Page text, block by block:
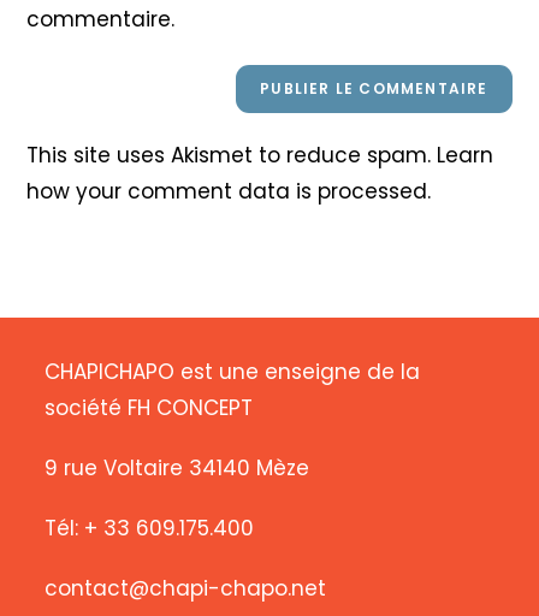
commentaire.
This site uses Akismet to reduce spam. Learn
how your comment data is processed.
CHAPICHAPO est une enseigne de la
société FH CONCEPT
9 rue Voltaire 34140 Mèze
Tél: + 33 609.175.400
contact@chapi-chapo.net